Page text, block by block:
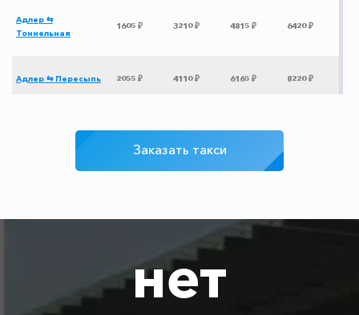
Адлер ⇆
Тоннельная
1605 ₽ 3210 ₽ 4815 ₽ 6420 ₽
Адлер ⇆ Пересыпь 2055 ₽ 4110 ₽ 6165 ₽ 8220 ₽
8725 ₽ 17450 ₽ 26175 ₽
3700 ₽
Заказать такси
нет